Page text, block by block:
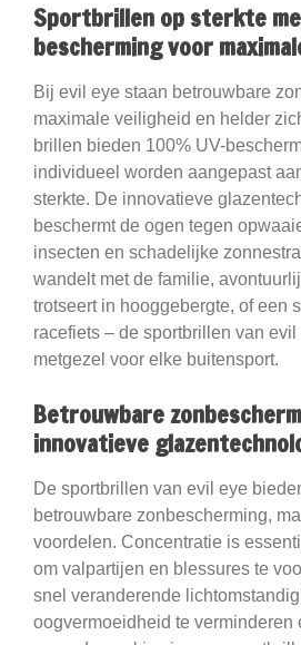
Sportbrillen op sterkte
bescherming voor
Bij evil eye staan betrouwbare
maximale veiligheid en helder
brillen bieden 100% UV-
individueel worden aangepast
sterkte. De innovatieve
beschermt de ogen tegen
insecten en schadelijke
wandelt met de familie,
trotseert in hooggebergte, of een
racefiets – de sportbrillen van
metgezel voor elke buitensport.
Betrouwbare
innovatieve
De sportbrillen van evil eye
betrouwbare zonbescherming,
voordelen. Concentratie is
om valpartijen en blessures te
snel veranderende
oogvermoeidheid te verminderen